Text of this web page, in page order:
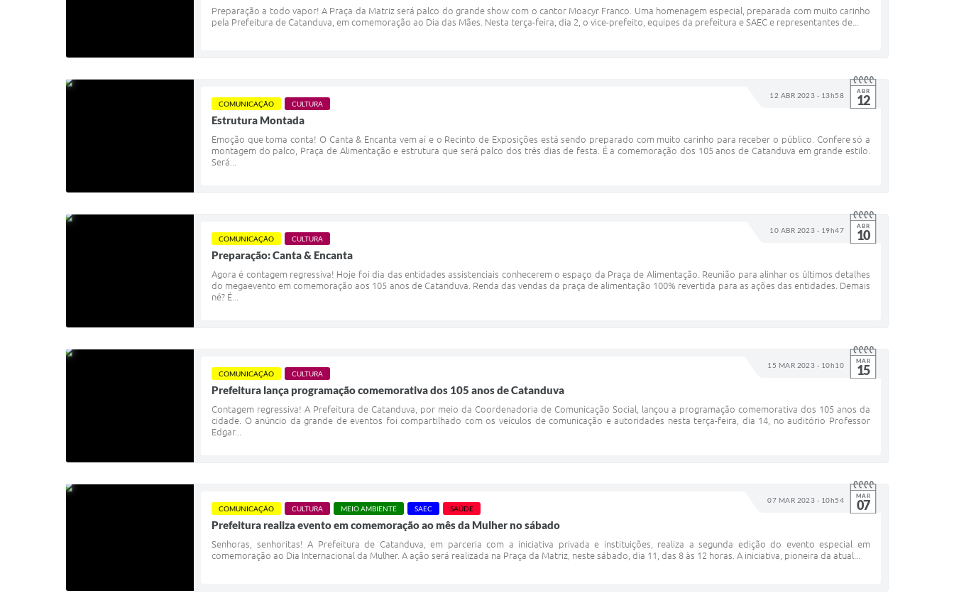
Preparação a todo vapor! A Praça da Matriz será palco do grande show com o cantor Moacyr Franco. Uma homenagem especial, preparada com muito carinho
pela Prefeitura de Catanduva, em comemoração ao Dia das Mães. Nesta terça-feira, dia 2, o vice-prefeito, equipes da prefeitura e SAEC e representantes de...
12 ABR 2023 - 13h58 ABR
12
COMUNICAÇÃO CULTURA
Estrutura Montada
Emoção que toma conta! O Canta & Encanta vem aí e o Recinto de Exposições está sendo preparado com muito carinho para receber o público. Confere só a
montagem do palco, Praça de Alimentação e estrutura que será palco dos três dias de festa. É a comemoração dos 105 anos de Catanduva em grande estilo.
Será...
10 ABR 2023 - 19h47 ABR
10
COMUNICAÇÃO CULTURA
Preparação: Canta & Encanta
Agora é contagem regressiva! Hoje foi dia das entidades assistenciais conhecerem o espaço da Praça de Alimentação. Reunião para alinhar os últimos detalhes
do megaevento em comemoração aos 105 anos de Catanduva. Renda das vendas da praça de alimentação 100% revertida para as ações das entidades. Demais
né? É...
15 MAR 2023 - 10h10 MAR
15
COMUNICAÇÃO CULTURA
Prefeitura lança programação comemorativa dos 105 anos de Catanduva
Contagem regressiva! A Prefeitura de Catanduva, por meio da Coordenadoria de Comunicação Social, lançou a programação comemorativa dos 105 anos da
cidade. O anúncio da grande de eventos foi compartilhado com os veículos de comunicação e autoridades nesta terça-feira, dia 14, no auditório Professor
Edgar...
07 MAR 2023 - 10h54 MAR
07
COMUNICAÇÃO CULTURA MEIO AMBIENTE SAEC SAÚDE
Prefeitura realiza evento em comemoração ao mês da Mulher no sábado
Senhoras, senhoritas! A Prefeitura de Catanduva, em parceria com a iniciativa privada e instituições, realiza a segunda edição do evento especial em
comemoração ao Dia Internacional da Mulher. A ação será realizada na Praça da Matriz, neste sábado, dia 11, das 8 às 12 horas. A iniciativa, pioneira da atual...